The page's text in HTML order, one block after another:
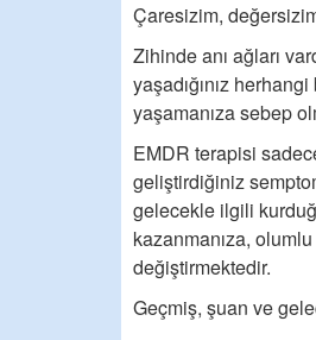
Çaresizim,
Zihinde anı ağları
yaşadığınız
yaşamanıza sebep
EMDR terapisi
geliştirdiğiniz
gelecekle ilgili
kazanmanıza,
değiştirmektedir.
Geçmiş, şuan ve